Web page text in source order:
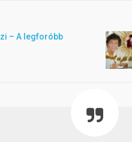
– A legforóbb